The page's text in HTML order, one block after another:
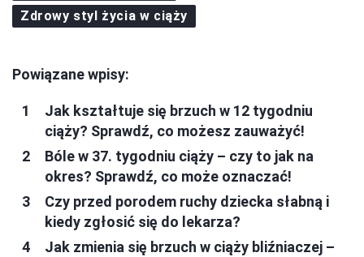
Zdrowy styl życia w ciąży
Powiązane wpisy:
Jak kształtuje się brzuch w 12 tygodniu
ciąży? Sprawdź, co możesz zauważyć!
Bóle w 37. tygodniu ciąży – czy to jak na
okres? Sprawdź, co może oznaczać!
Czy przed porodem ruchy dziecka słabną i
kiedy zgłosić się do lekarza?
Jak zmienia się brzuch w ciąży bliźniaczej –